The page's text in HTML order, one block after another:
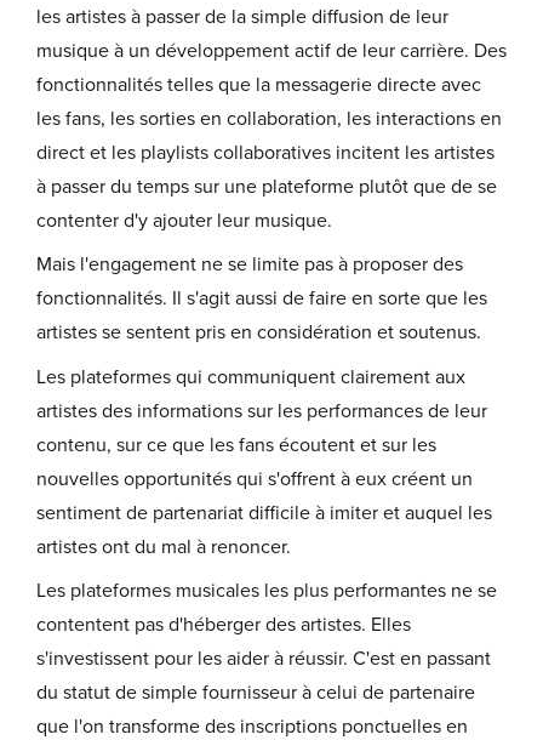
les artistes à passer de la simple diffusion de leur
musique à un développement actif de leur carrière. Des
fonctionnalités telles que la messagerie directe avec
les fans, les sorties en collaboration, les interactions en
direct et les playlists collaboratives incitent les artistes
à passer du temps sur une plateforme plutôt que de se
contenter d'y ajouter leur musique.
Mais l'engagement ne se limite pas à proposer des
fonctionnalités. Il s'agit aussi de faire en sorte que les
artistes se sentent pris en considération et soutenus.
Les plateformes qui communiquent clairement aux
artistes des informations sur les performances de leur
contenu, sur ce que les fans écoutent et sur les
nouvelles opportunités qui s'offrent à eux créent un
sentiment de partenariat difficile à imiter et auquel les
artistes ont du mal à renoncer.
Les plateformes musicales les plus performantes ne se
contentent pas d'héberger des artistes. Elles
s'investissent pour les aider à réussir. C'est en passant
du statut de simple fournisseur à celui de partenaire
que l'on transforme des inscriptions ponctuelles en